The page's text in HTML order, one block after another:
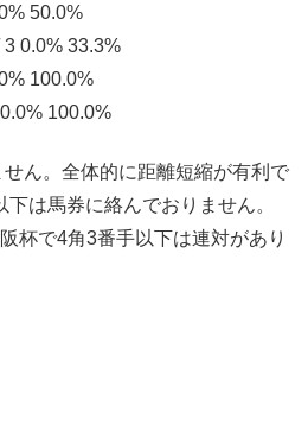
50.0%
3 0.0% 33.3%
100.0%
100.0%
せん。全体的に距離短縮が有利で
は馬券に絡んでおりません。
杯で4角3番手以下は連対があり